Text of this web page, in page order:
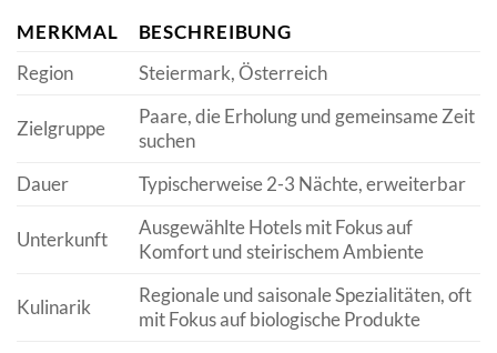
MERKMAL
BESCHREIBUNG
Region
Steiermark, Österreich
Zielgruppe
Paare, die Erholung und gemeinsame Zeit
suchen
Dauer
Typischerweise 2-3 Nächte, erweiterbar
Unterkunft
Ausgewählte Hotels mit Fokus auf
Komfort und steirischem Ambiente
Kulinarik
Regionale und saisonale Spezialitäten, oft
mit Fokus auf biologische Produkte